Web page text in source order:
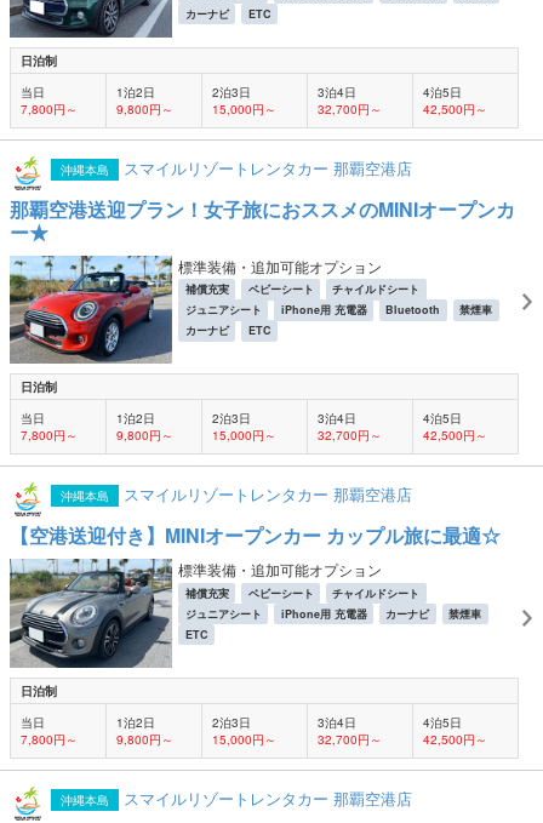
カーナビ
ETC
日泊制
当日
7,800円～
1泊2日
9,800円～
2泊3日
15,000円～
3泊4日
32,700円～
4泊5日
42,500円～
沖縄本島 スマイルリゾートレンタカー 那覇空港店
那覇空港送迎プラン！女子旅におススメのMINIオープンカ
ー★
標準装備・追加可能オプション
補償充実 ベビーシート
チャイルドシート
ジュニアシート
iPhone用 充電器 Bluetooth
禁煙車
カーナビ
ETC
日泊制
当日
7,800円～
1泊2日
9,800円～
2泊3日
15,000円～
3泊4日
32,700円～
4泊5日
42,500円～
沖縄本島 スマイルリゾートレンタカー 那覇空港店
【空港送迎付き】MINIオープンカー カップル旅に最適☆
標準装備・追加可能オプション
補償充実 ベビーシート
チャイルドシート
ジュニアシート
iPhone用 充電器 カーナビ
禁煙車
ETC
日泊制
当日
7,800円～
1泊2日
9,800円～
2泊3日
15,000円～
3泊4日
32,700円～
4泊5日
42,500円～
沖縄本島 スマイルリゾートレンタカー 那覇空港店